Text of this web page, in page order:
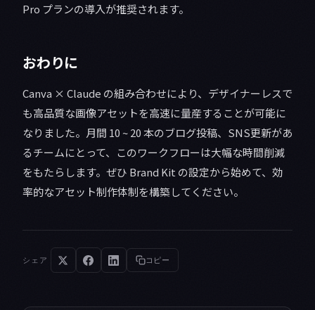
Pro プランの導入が推奨されます。
おわりに
Canva × Claude の組み合わせにより、デザイナーレスで
も高品質な画像アセットを高速に量産することが可能に
なりました。月間 10 ~ 20 本のブログ投稿、SNS更新があ
るチームにとって、このワークフローは大幅な時間削減
をもたらします。ぜひ Brand Kit の設定から始めて、効
率的なアセット制作体制を構築してください。
シェア コピー